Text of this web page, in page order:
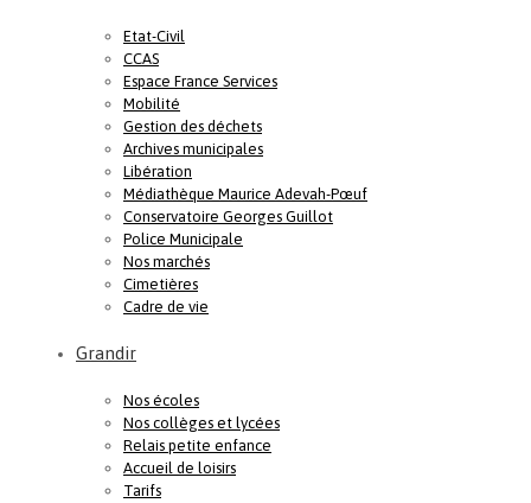
Etat-Civil
CCAS
Espace France Services
Mobilité
Gestion des déchets
Archives municipales
Libération
Médiathèque Maurice Adevah-Pœuf
Conservatoire Georges Guillot
Police Municipale
Nos marchés
Cimetières
Cadre de vie
Grandir
Nos écoles
Nos collèges et lycées
Relais petite enfance
Accueil de loisirs
Tarifs